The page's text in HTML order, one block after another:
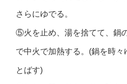
さらにゆでる。
⑤火を止め、湯を捨てて、鍋
で中火で加熱する。(鍋を時
とばす)